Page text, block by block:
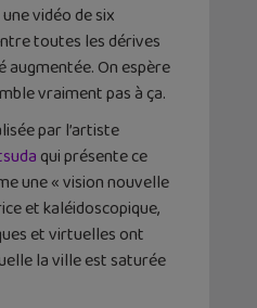
vidéo de six
toutes les dérives
augmentée. On espère
vraiment pas à ça.
par l’artiste
qui présente ce
une « vision nouvelle
et kaléidoscopique,
et virtuelles ont
la ville est saturée